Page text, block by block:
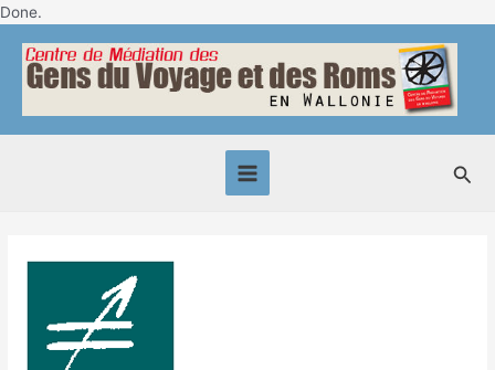
Done.
content
Main
Menu
navigation